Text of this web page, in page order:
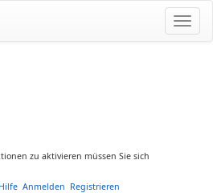
zu aktivieren müssen Sie sich
Hilfe Anmelden Registrieren